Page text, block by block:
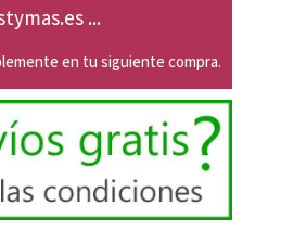
...
en tu siguiente compra.